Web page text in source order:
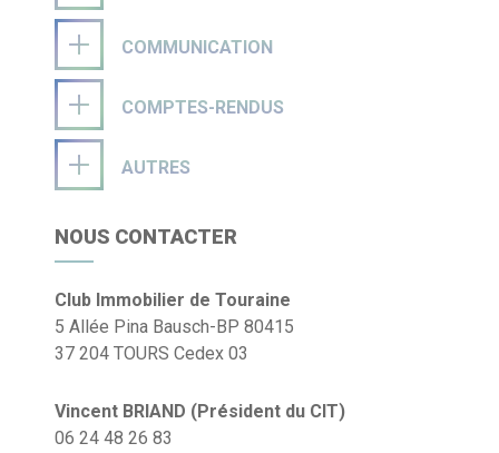
COMMUNICATION
COMPTES-RENDUS
AUTRES
NOUS CONTACTER
Club Immobilier de Touraine
5 Allée Pina Bausch-BP 80415
37 204 TOURS Cedex 03
Vincent BRIAND (Président du CIT)
06 24 48 26 83